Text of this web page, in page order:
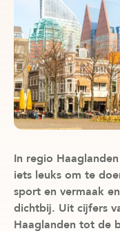
In regio
iets leuks om te
sport en vermaak
dichtbij. Uit cijfers
Haaglanden tot de